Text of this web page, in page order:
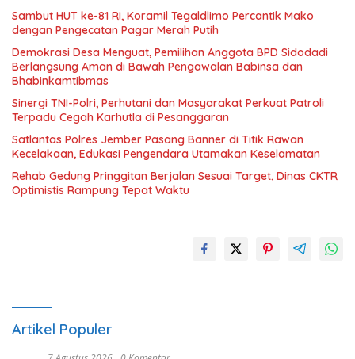
Sambut HUT ke-81 RI, Koramil Tegaldlimo Percantik Mako
dengan Pengecatan Pagar Merah Putih
Demokrasi Desa Menguat, Pemilihan Anggota BPD Sidodadi
Berlangsung Aman di Bawah Pengawalan Babinsa dan
Bhabinkamtibmas
Sinergi TNI-Polri, Perhutani dan Masyarakat Perkuat Patroli
Terpadu Cegah Karhutla di Pesanggaran
Satlantas Polres Jember Pasang Banner di Titik Rawan
Kecelakaan, Edukasi Pengendara Utamakan Keselamatan
Rehab Gedung Pringgitan Berjalan Sesuai Target, Dinas CKTR
Optimistis Rampung Tepat Waktu
Artikel Populer